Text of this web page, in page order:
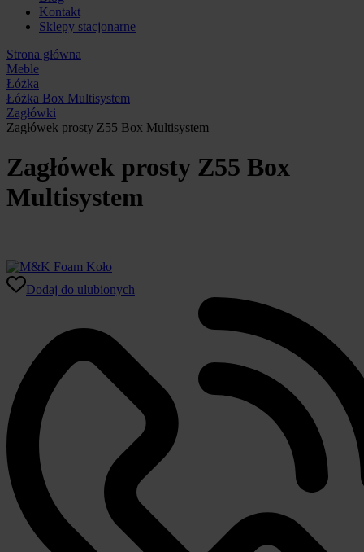
Kontakt
Sklepy stacjonarne
Strona główna
Meble
Łóżka
Łóżka Box Multisystem
Zagłówki
Zagłówek prosty Z55 Box Multisystem
Zagłówek prosty Z55 Box
Multisystem
Dodaj do ulubionych